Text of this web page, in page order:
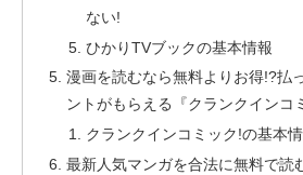
ない!
ひかりTVブックの基本情報
漫画を読むなら無料よりお得!?払
ントがもらえる『クランクインコ
クランクインコミック!の基本
最新人気マンガを合法に無料で読